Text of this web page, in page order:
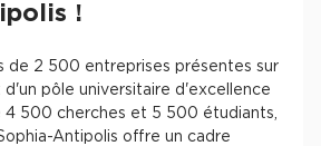
!
de 2 500 entreprises présentes sur
pôle universitaire d'excellence
4 500 cherches et 5 500 étudiants,
Antipolis offre un cadre